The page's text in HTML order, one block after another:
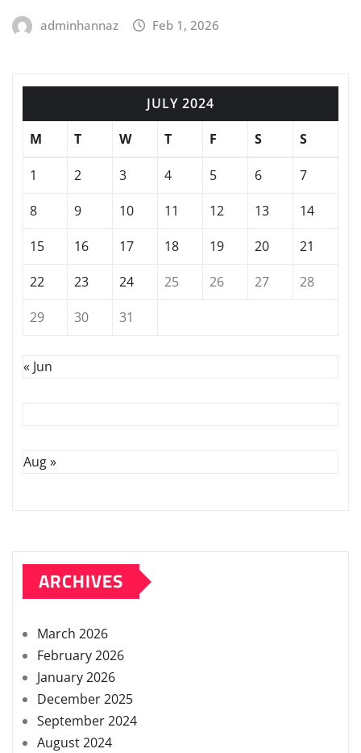
adminhannaz Feb 1, 2026
JULY 2024
M
T W T F S S
1 2 3 4 5 6
7
8
9 10 11 12 13
14
15
16 17 18 19 20
21
22
23 24 25 26 27
28
29
30 31
« Jun
Aug »
ARCHIVES
March 2026
February 2026
January 2026
December 2025
September 2024
August 2024